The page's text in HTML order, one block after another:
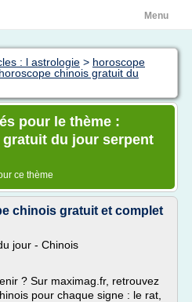
Menu
: l astrologie > horoscope
horoscope chinois gratuit du
pour le thème :
du jour serpent
ce thème
chinois gratuit et complet
jour - Chinois
? Sur maximag.fr, retrouvez
pour chaque signe : le rat,